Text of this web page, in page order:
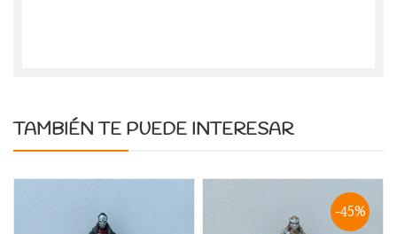
TAMBIÉN TE PUEDE INTERESAR
-45%